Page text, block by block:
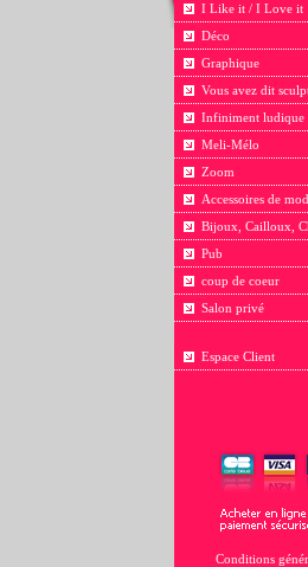
I Like it / I Love it
Déco
Graphique
Vous avez dit
Infiniment ludique
Meli-Mélo
Zoom
Accessoires de
Bijoux, Cailloux,
Pub
coup de coeur
Salon privé
Espace Client
Conditions